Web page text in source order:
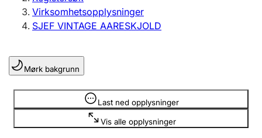
Enkeltpersonforetak
Registrere, endre, slette
Lag og forening
Registrere, endre, slette
Virksomhetsopplysninger
SJEF VINTAGE AARESKJOLD
Mørk bakgrunn
Last ned opplysninger
Vis alle opplysninger
Opplysninger er skjult